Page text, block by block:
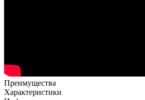
Преимущества
Характеристики